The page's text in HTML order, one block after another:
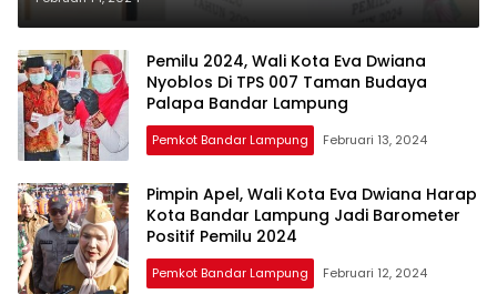
Budaya
Pemilu 2024, Wali Kota Eva Dwiana
Nyoblos Di TPS 007 Taman Budaya
Palapa Bandar Lampung
Pemkot Bandar Lampung Februari 13, 2024
Pimpin Apel, Wali Kota Eva Dwiana Harap
Kota Bandar Lampung Jadi Barometer
Positif Pemilu 2024
Pemkot Bandar Lampung Februari 12, 2024